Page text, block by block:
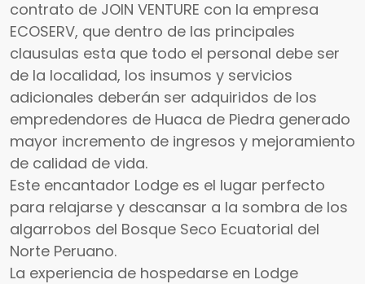
contrato de JOIN VENTURE con la empresa
ECOSERV, que dentro de las principales
clausulas esta que todo el personal debe ser
de la localidad, los insumos y servicios
adicionales deberán ser adquiridos de los
empredendores de Huaca de Piedra generado
mayor incremento de ingresos y mejoramiento
de calidad de vida.
Este encantador Lodge es el lugar perfecto
para relajarse y descansar a la sombra de los
algarrobos del Bosque Seco Ecuatorial del
Norte Peruano.
La experiencia de hospedarse en Lodge